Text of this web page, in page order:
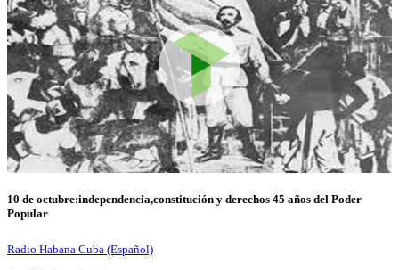
10 de octubre:independencia,constitución y derechos 45 años del Poder
Popular
Radio Habana Cuba (Español)